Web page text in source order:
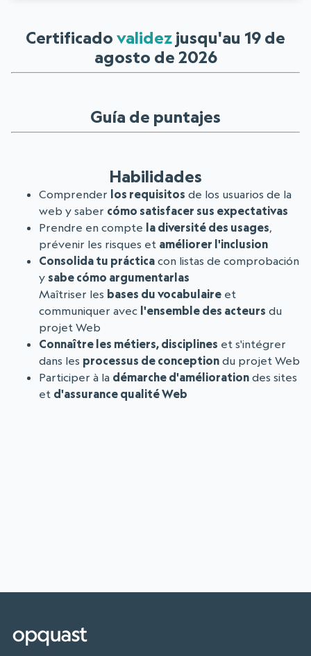
Certificado validez jusqu'au 19 de
agosto de 2026
Guía de puntajes
Habilidades
Comprender los requisitos de los usuarios de la
web y saber cómo satisfacer sus expectativas
Prendre en compte la diversité des usages,
prévenir les risques et améliorer l'inclusion
Consolida tu práctica con listas de comprobación
y sabe cómo argumentarlas
Maîtriser les bases du vocabulaire et
communiquer avec l'ensemble des acteurs du
projet Web
Connaître les métiers, disciplines et s'intégrer
dans les processus de conception du projet Web
Participer à la démarche d'amélioration des sites
et d'assurance qualité Web